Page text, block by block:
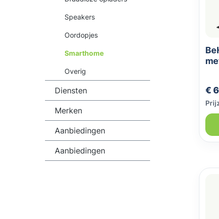
Speakers
Oordopjes
Smarthome
Overig
Diensten
Merken
Aanbiedingen
Aanbiedingen
€